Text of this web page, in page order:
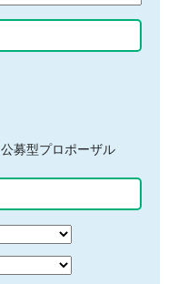
公募型プロポーザル